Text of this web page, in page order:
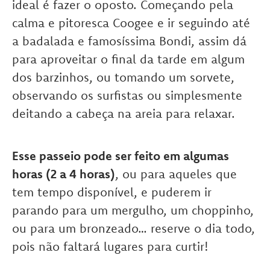
ideal é fazer o oposto. Começando pela
calma e pitoresca Coogee e ir seguindo até
a badalada e famosíssima Bondi, assim dá
para aproveitar o final da tarde em algum
dos barzinhos, ou tomando um sorvete,
observando os surfistas ou simplesmente
deitando a cabeça na areia para relaxar.
Esse passeio pode ser feito em algumas
horas (2 a 4 horas), ou para aqueles que
tem tempo disponível, e puderem ir
parando para um mergulho, um choppinho,
ou para um bronzeado… reserve o dia todo,
pois não faltará lugares para curtir!